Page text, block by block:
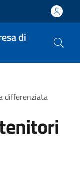
di
differenziata